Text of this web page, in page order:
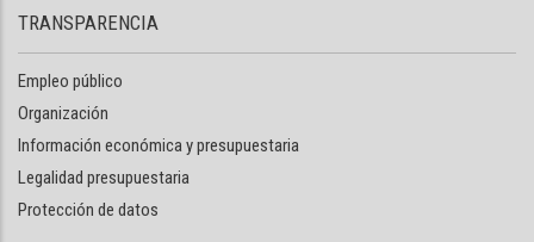
TRANSPARENCIA
Empleo público
Organización
Información económica y presupuestaria
Legalidad presupuestaria
Protección de datos